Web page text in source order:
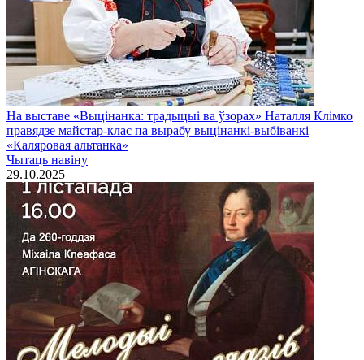
На выставе «Выцінанка: традыцыі ва ўзорах» Наталля Клімко
правядзе майстар-клас па вырабу выцінанкі-выбіванкі
«Каляровая альтанка»
Чытаць навiну
29.10.2025